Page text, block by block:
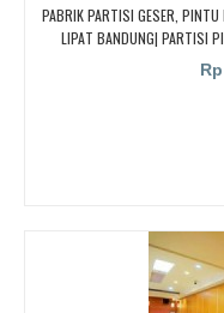
PABRIK PARTISI GESER,
LIPAT BANDUNG| PARTISI